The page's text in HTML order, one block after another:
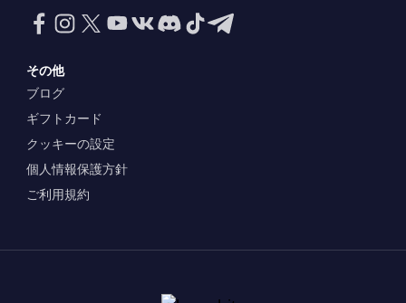
その他
ブログ
ギフトカード
クッキーの設定
個人情報保護方針
ご利用規約